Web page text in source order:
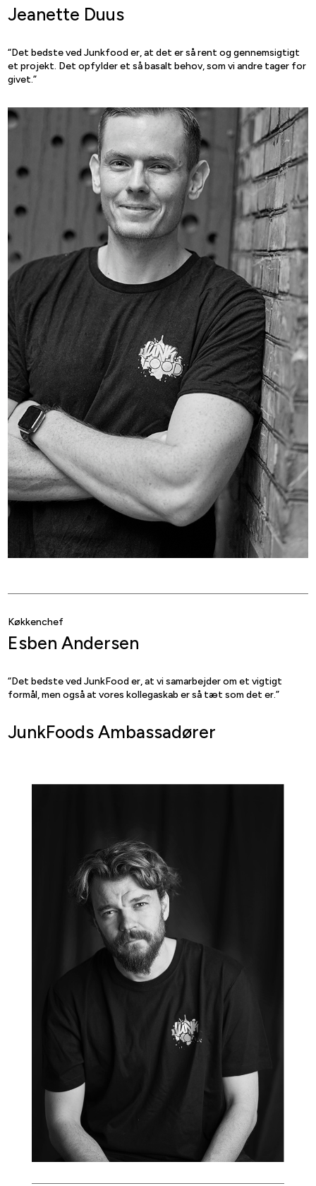
Jeanette Duus
“Det bedste ved Junkfood er, at det er så rent og gennemsigtigt
et projekt. Det opfylder et så basalt behov, som vi andre tager for
givet.”
Køkkenchef
Esben Andersen
“Det bedste ved JunkFood er, at vi samarbejder om et vigtigt
formål, men også at vores kollegaskab er så tæt som det er.”
JunkFoods Ambassadører